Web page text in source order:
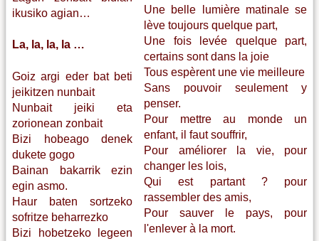
ikusiko agian…
La, la, la, la …
Goiz argi eder bat beti
jeikitzen nunbait
Nunbait jeiki eta
zorionean zonbait
Bizi hobeago denek
dukete gogo
Bainan bakarrik ezin
egin asmo.
Haur baten sortzeko
sofritze beharrezko
Bizi hobetzeko legeen
Une belle lumière matinale se
lève toujours quelque part,
Une fois levée quelque part,
certains sont dans la joie
Tous espèrent une vie meilleure
Sans pouvoir seulement y
penser.
Pour mettre au monde un
enfant, il faut souffrir,
Pour améliorer la vie, pour
changer les lois,
Qui est partant ? pour
rassembler des amis,
Pour sauver le pays, pour
l'enlever à la mort.